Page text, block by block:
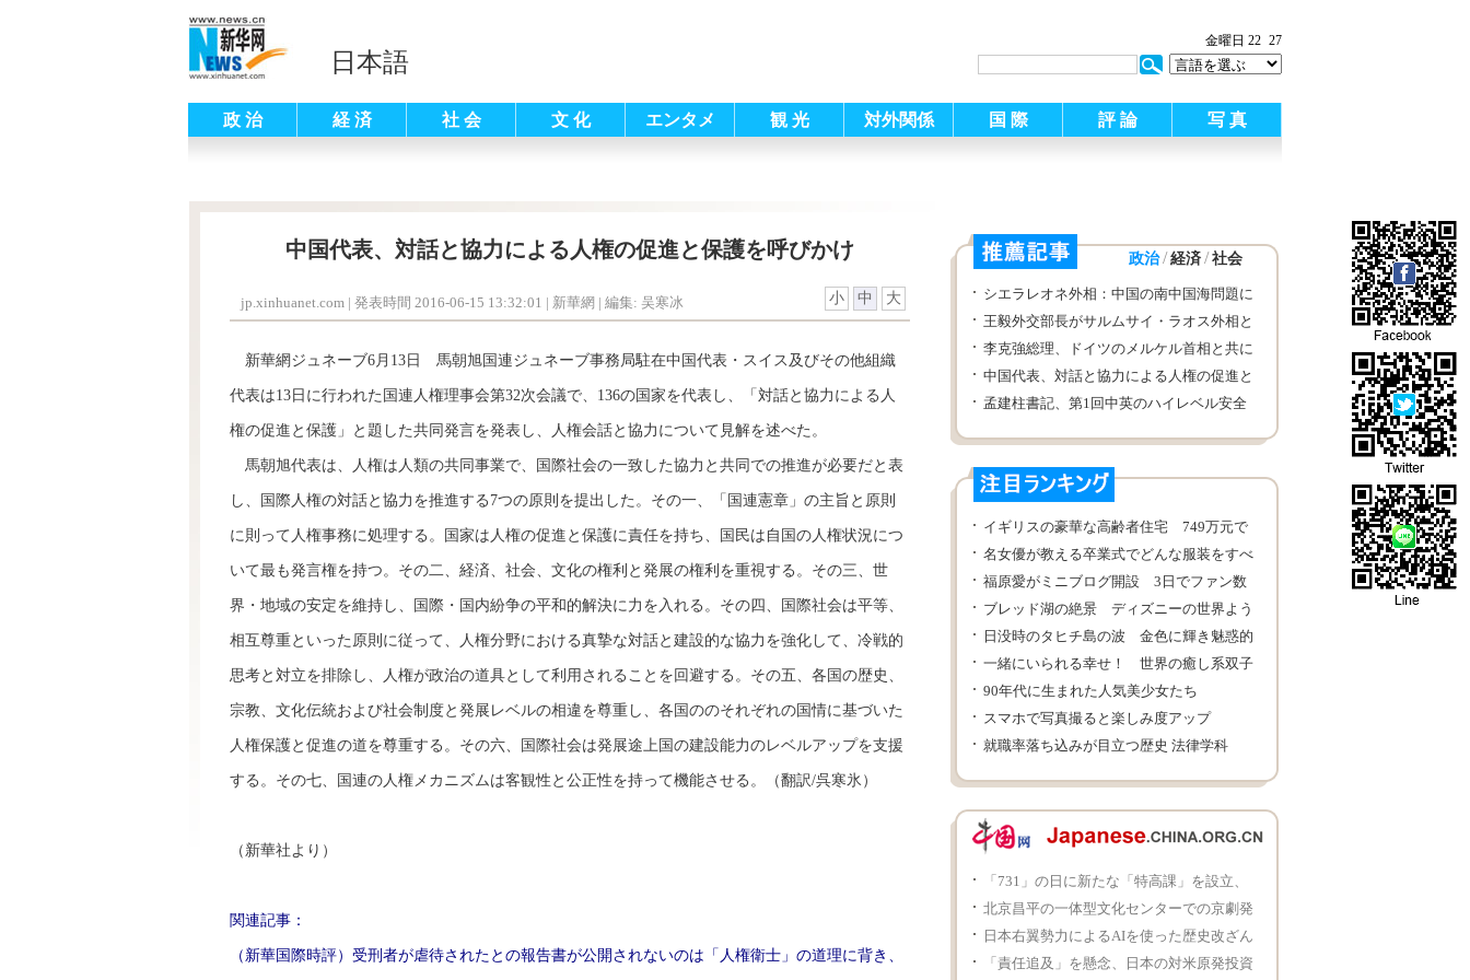
日本語
金曜日 22 27
政 治 経 済 社 会 文 化 エンタメ 観 光 対外関係 国 際 評 論 写 真
中国代表、対話と協力による人権の促進と保護を呼びかけ
jp.xinhuanet.com | 発表時間 2016-06-15 13:32:01 | 新華網 | 編集: 吴寒冰 小 中 大
新華網ジュネーブ6月13日 馬朝旭国連ジュネーブ事務局駐在中国代表・スイス及びその他組織
代表は13日に行われた国連人権理事会第32次会議で、136の国家を代表し、「対話と協力による人
権の促進と保護」と題した共同発言を発表し、人権会話と協力について見解を述べた。
馬朝旭代表は、人権は人類の共同事業で、国際社会の一致した協力と共同での推進が必要だと表
し、国際人権の対話と協力を推進する7つの原則を提出した。その一、「国連憲章」の主旨と原則
に則って人権事務に処理する。国家は人権の促進と保護に責任を持ち、国民は自国の人権状況につ
いて最も発言権を持つ。その二、経済、社会、文化の権利と発展の権利を重視する。その三、世
界・地域の安定を維持し、国際・国内紛争の平和的解決に力を入れる。その四、国際社会は平等、
相互尊重といった原則に従って、人権分野における真摯な対話と建設的な協力を強化して、冷戦的
思考と対立を排除し、人権が政治の道具として利用されることを回避する。その五、各国の歴史、
宗教、文化伝統および社会制度と発展レベルの相違を尊重し、各国ののそれぞれの国情に基づいた
人権保護と促進の道を尊重する。その六、国際社会は発展途上国の建設能力のレベルアップを支援
する。その七、国連の人権メカニズムは客観性と公正性を持って機能させる。（翻訳/呉寒氷）
（新華社より）
関連記事：
（新華国際時評）受刑者が虐待されたとの報告書が公開されないのは「人権衛士」の道理に背き、
政治 / 経済 / 社会
シエラレオネ外相：中国の南中国海問題に
おける立場を支持
王毅外交部長がサルムサイ・ラオス外相と
会見
李克強総理、ドイツのメルケル首相と共に
中独経済顧問委員会座談会に出席
中国代表、対話と協力による人権の促進と
保護を呼びかけ
孟建柱書記、第1回中英のハイレベル安全
イギリスの豪華な高齢者住宅 749万元で
販売
名女優が教える卒業式でどんな服装をすべ
きか
福原愛がミニブログ開設 3日でファン数
10万人に
ブレッド湖の絶景 ディズニーの世界よう
な美しさ
日没時のタヒチ島の波 金色に輝き魅惑的
一緒にいられる幸せ！ 世界の癒し系双子
90年代に生まれた人気美少女たち
スマホで写真撮ると楽しみ度アップ
就職率落ち込みが目立つ歴史 法律学科